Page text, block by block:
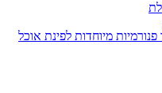
מיוחדות לפינת אוכל